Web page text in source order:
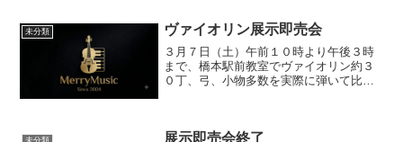
未分類 ヴァイオリン展示即売会
３月７日（土）午前１０時より午後３時
まで、橋本駅前教室でヴァイオリン約３
０丁、弓、小物多数を実際に弾いて比べ
取りそろえています。大人...
展示即売会終了